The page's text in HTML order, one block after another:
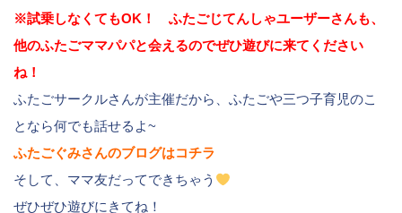
※試乗しなくてもOK！ ふたごじてんしゃユーザーさんも、
他のふたごママパパと会えるのでぜひ遊びに来てください
ね！
ふたごサークルさんが主催だから、ふたごや三つ子育児のこ
となら何でも話せるよ~
ふたごぐみさんのブログはコチラ
そして、ママ友だってできちゃう
ぜひぜひ遊びにきてね！